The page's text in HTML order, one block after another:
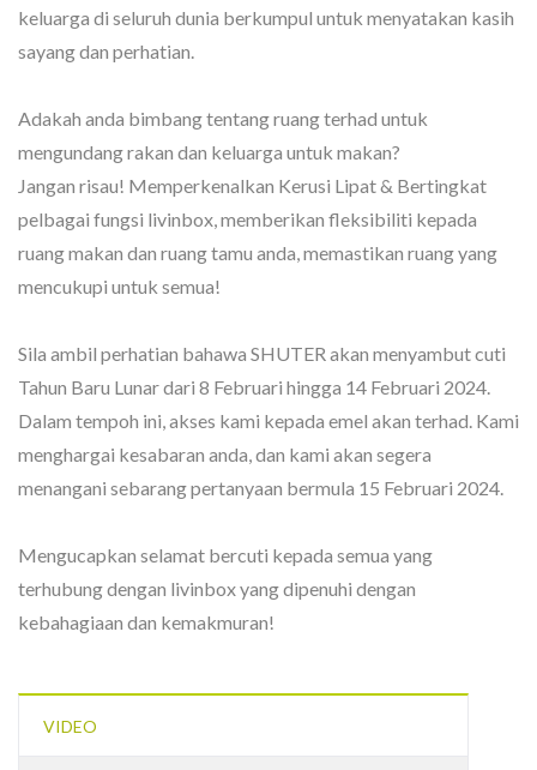
keluarga di seluruh dunia berkumpul untuk menyatakan kasih
sayang dan perhatian.
Adakah anda bimbang tentang ruang terhad untuk
mengundang rakan dan keluarga untuk makan?
Jangan risau! Memperkenalkan Kerusi Lipat & Bertingkat
pelbagai fungsi livinbox, memberikan fleksibiliti kepada
ruang makan dan ruang tamu anda, memastikan ruang yang
mencukupi untuk semua!
Sila ambil perhatian bahawa SHUTER akan menyambut cuti
Tahun Baru Lunar dari 8 Februari hingga 14 Februari 2024.
Dalam tempoh ini, akses kami kepada emel akan terhad. Kami
menghargai kesabaran anda, dan kami akan segera
menangani sebarang pertanyaan bermula 15 Februari 2024.
Mengucapkan selamat bercuti kepada semua yang
terhubung dengan livinbox yang dipenuhi dengan
kebahagiaan dan kemakmuran!
VIDEO